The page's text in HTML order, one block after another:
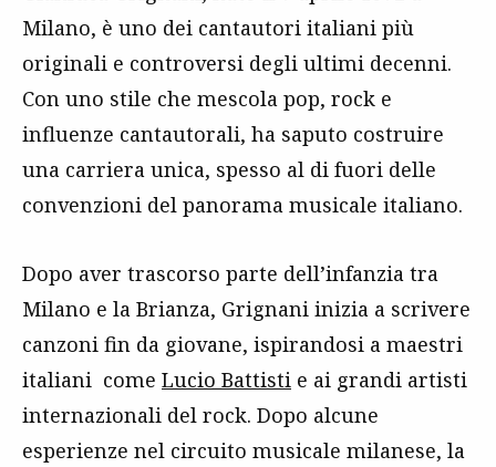
Milano, è uno dei cantautori italiani più
originali e controversi degli ultimi decenni.
Con uno stile che mescola pop, rock e
influenze cantautorali, ha saputo costruire
una carriera unica, spesso al di fuori delle
convenzioni del panorama musicale italiano.
Dopo aver trascorso parte dell’infanzia tra
Milano e la Brianza, Grignani inizia a scrivere
canzoni fin da giovane, ispirandosi a maestri
italiani come Lucio Battisti e ai grandi artisti
internazionali del rock. Dopo alcune
esperienze nel circuito musicale milanese, la